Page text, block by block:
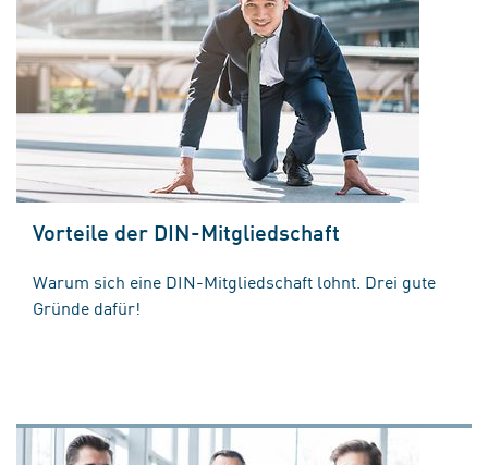
Vorteile der DIN-Mitgliedschaft
Warum sich eine DIN-Mitgliedschaft lohnt. Drei gute
Gründe dafür!